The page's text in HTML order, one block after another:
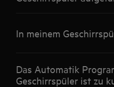
In meinem
Das Automatik
Geschirrspüler ist zu